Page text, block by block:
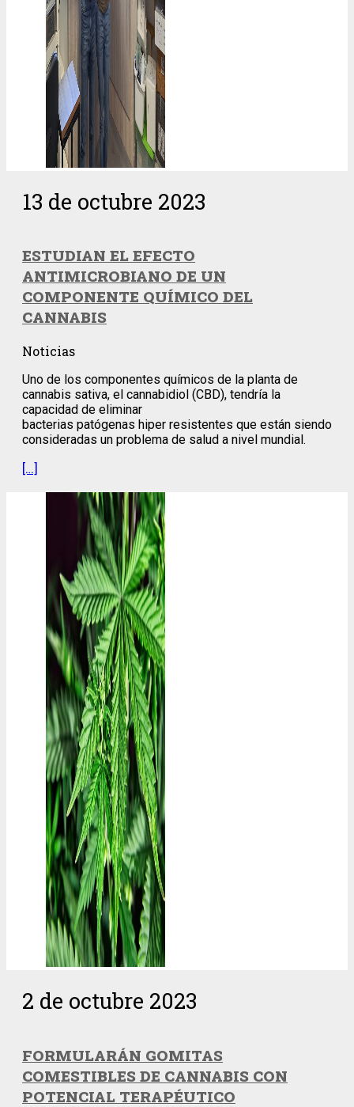
13 de octubre 2023
ESTUDIAN EL EFECTO
ANTIMICROBIANO DE UN
COMPONENTE QUÍMICO DEL
CANNABIS
Noticias
Uno de los componentes químicos de la planta de
cannabis sativa, el cannabidiol (CBD), tendría la
capacidad de eliminar
bacterias patógenas hiper resistentes que están siendo
consideradas un problema de salud a nivel mundial.
[…]
2 de octubre 2023
FORMULARÁN GOMITAS
COMESTIBLES DE CANNABIS CON
POTENCIAL TERAPÉUTICO